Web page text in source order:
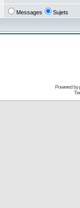
Messages Sujets
Powered by